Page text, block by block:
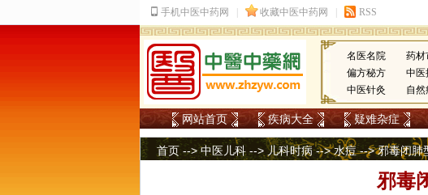
名医名院 药材
偏方秘方
中医
中医针灸
自然
网站首页 疾病大全 疑难杂症
首页 -->中医儿科 -->儿科时病-->水痘--> 邪毒闭肺
邪毒